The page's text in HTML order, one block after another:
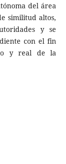
del área
similitud altos,
y se
con el fin
y real de la